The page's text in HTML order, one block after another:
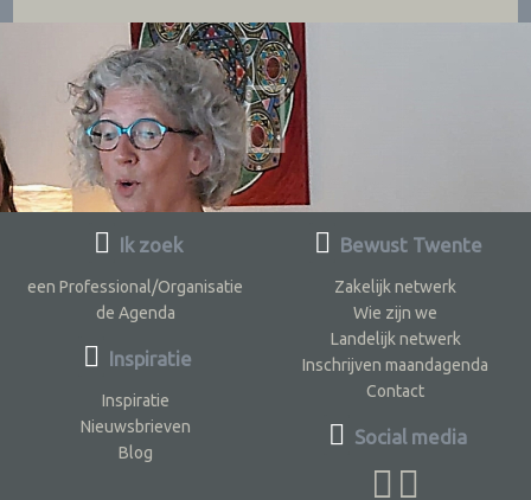
Ik zoek
een Professional/Organisatie
de Agenda
Inspiratie
Inspiratie
Nieuwsbrieven
Blog
Bewust Twente
Zakelijk netwerk
Wie zijn we
Landelijk netwerk
Inschrijven maandagenda
Contact
Social media